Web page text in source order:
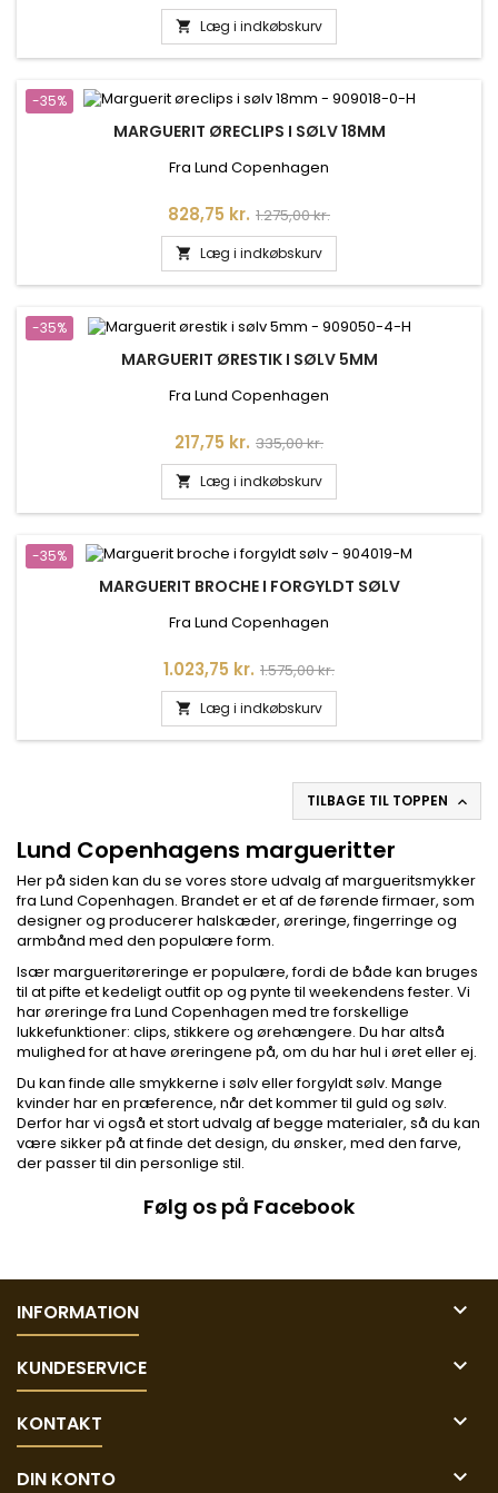
 Læg i indkøbskurv
-35%
MARGUERIT ØRECLIPS I SØLV 18MM
Fra Lund Copenhagen
Pris
828,75 kr. Normalpris
1.275,00 kr.
 Læg i indkøbskurv
-35%
MARGUERIT ØRESTIK I SØLV 5MM
Fra Lund Copenhagen
Pris
217,75 kr. Normalpris
335,00 kr.
 Læg i indkøbskurv
-35%
MARGUERIT BROCHE I FORGYLDT SØLV
Fra Lund Copenhagen
Pris
1.023,75 kr. Normalpris
1.575,00 kr.
 Læg i indkøbskurv
TILBAGE TIL TOPPEN 
Lund Copenhagens margueritter
Her på siden kan du se vores store udvalg af margueritsmykker
fra Lund Copenhagen. Brandet er et af de førende firmaer, som
designer og producerer halskæder, øreringe, fingerringe og
armbånd med den populære form.
Især margueritøreringe er populære, fordi de både kan bruges
til at pifte et kedeligt outfit op og pynte til weekendens fester. Vi
har øreringe fra Lund Copenhagen med tre forskellige
lukkefunktioner: clips, stikkere og ørehængere. Du har altså
mulighed for at have øreringene på, om du har hul i øret eller ej.
Du kan finde alle smykkerne i sølv eller forgyldt sølv. Mange
kvinder har en præference, når det kommer til guld og sølv.
Derfor har vi også et stort udvalg af begge materialer, så du kan
være sikker på at finde det design, du ønsker, med den farve,
der passer til din personlige stil.
Følg os på Facebook
INFORMATION 
KUNDESERVICE 
KONTAKT 
DIN KONTO 